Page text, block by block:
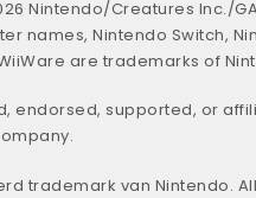
Nintendo/Creatures Inc./
names, Nintendo Switch,
are trademarks of
endorsed, supported, or
trademark van Nintendo.